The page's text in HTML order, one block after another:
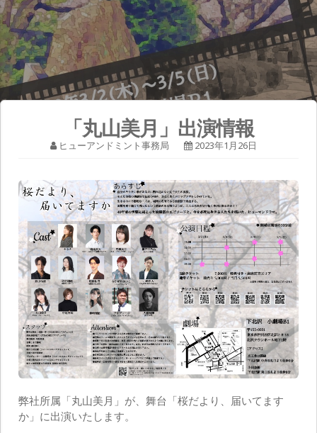
「丸山美月」出演情報
ヒューアンドミント事務局 2023年1月26日
弊社所属「丸山美月」が、舞台「桜だより、届いてます
か」に出演いたします。